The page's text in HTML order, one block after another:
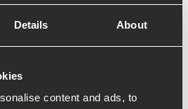
Details About
content and ads, to
middagsmaten som för
grymma indiska